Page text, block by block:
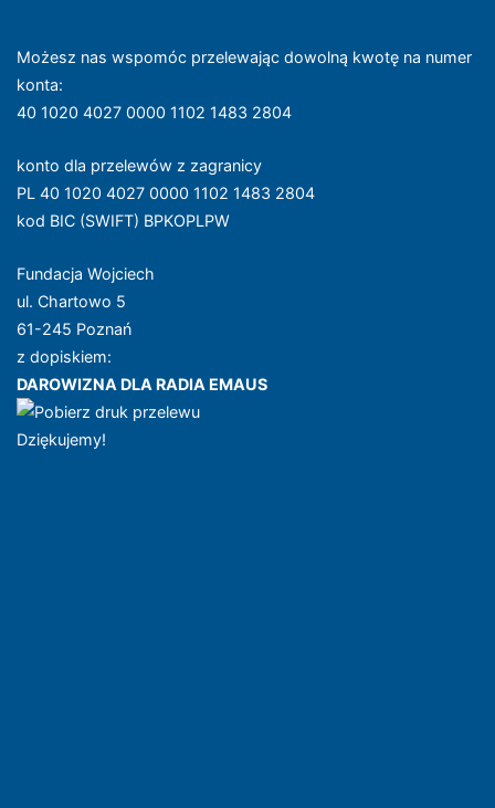
Możesz nas wspomóc przelewając dowolną kwotę na numer
konta:
40 1020 4027 0000 1102 1483 2804
konto dla przelewów z zagranicy
PL 40 1020 4027 0000 1102 1483 2804
kod BIC (SWIFT) BPKOPLPW
Fundacja Wojciech
ul. Chartowo 5
61-245 Poznań
z dopiskiem:
DAROWIZNA DLA RADIA EMAUS
Dziękujemy!